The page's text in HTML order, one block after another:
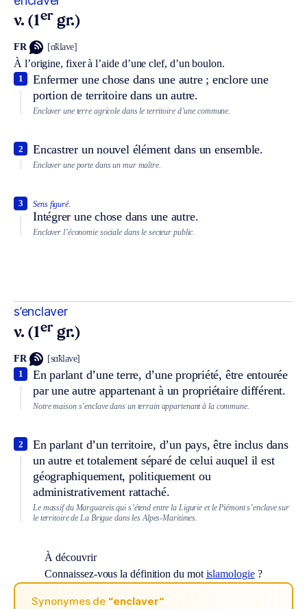
v. (1er gr.)
FR [ɑ̃klave]
À l’origine, fixer à l’aide d’une clef, d’un boulon.
Enfermer une chose dans une autre ; enclore une
portion de territoire dans un autre.
1
Enclaver une terre agricole dans le territoire d’une commune.
Encastrer un nouvel élément dans un ensemble.
2
Enclaver une porte dans un mur maître.
Sens figuré.
Intégrer une chose dans une autre.
3
Enclaver l’économie sociale dans le secteur public.
s’enclaver
v. (1er gr.)
FR [sɑ̃klave]
En parlant d’une terre, d’une propriété, être entourée
par une autre appartenant à un propriétaire différent.
1
Notre maison s’enclave dans un terrain appartenant à la commune.
En parlant d’un territoire, d’un pays, être inclus dans
un autre et totalement séparé de celui auquel il est
géographiquement, politiquement ou
administrativement rattaché.
2
Le massif du Marguareis qui s’étend entre la Ligurie et le Piémont s’enclave sur
le territoire de La Brigue dans les Alpes-Maritimes.
À découvrir
Connaissez-vous la définition du mot islamologie?
Synonymes de “enclaver“